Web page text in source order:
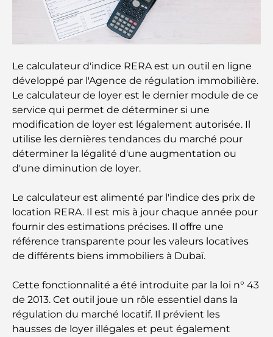
panoramas.
Meilleurs quartiers où vivre en famille à Dubaï :
découvrez les meilleures options
Hôtels 5 étoiles à Dubaï : un luxe inégalé pour
chaque voyageur
Que faire dans le centre-ville de Dubaï : votre
guide ultime
Les meilleurs iftars à Dubaï : 7 adresses
incontournables pour un repas de Ramadan
Cafés à Business Bay : l’alliance parfaite du café et
de la convivialité
Restaurants étoilés Michelin à Dubaï : un circuit
Découverte des restaurants de Jumeirah Golf
Estates : un guide culinaire
Le calculateur d'indice RERA est un outil en ligne
développé par l'Agence de régulation immobilière.
Le calculateur de loyer est le dernier module de ce
service qui permet de déterminer si une
modification de loyer est légalement autorisée. Il
utilise les dernières tendances du marché pour
déterminer la légalité d'une augmentation ou
d'une diminution de loyer.
Le calculateur est alimenté par l'indice des prix de
location RERA. Il est mis à jour chaque année pour
fournir des estimations précises. Il offre une
référence transparente pour les valeurs locatives
de différents biens immobiliers à Dubaï.
Cette fonctionnalité a été introduite par la loi n° 43
de 2013. Cet outil joue un rôle essentiel dans la
régulation du marché locatif. Il prévient les
hausses de loyer illégales et peut également